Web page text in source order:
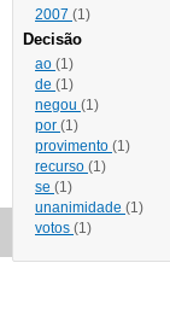
2007 (1)
Decisão
ao (1)
de (1)
negou (1)
por (1)
provimento (1)
recurso (1)
se (1)
unanimidade (1)
votos (1)